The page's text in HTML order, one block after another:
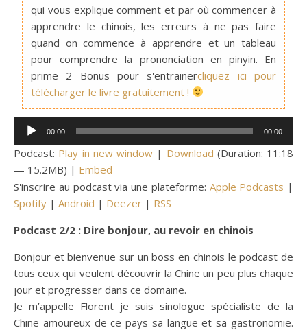
qui vous explique comment et par où commencer à
apprendre le chinois, les erreurs à ne pas faire
quand on commence à apprendre et un tableau
pour comprendre la prononciation en pinyin. En
prime 2 Bonus pour s'entrainercliquez ici pour
télécharger le livre gratuitement !
Lecteur 00:00 00:00
Podcast: Play in new window | Download (Duration: 11:18
— 15.2MB) | Embed
S'inscrire au podcast via une plateforme: Apple Podcasts |
Spotify | Android | Deezer | RSS
Podcast 2/2 : Dire bonjour, au revoir en chinois
Bonjour et bienvenue sur un boss en chinois le podcast de
tous ceux qui veulent découvrir la Chine un peu plus chaque
jour et progresser dans ce domaine.
Je m’appelle Florent je suis sinologue spécialiste de la
Chine amoureux de ce pays sa langue et sa gastronomie.